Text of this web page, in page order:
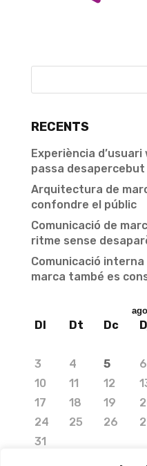
RECENTS
Experiència
passa desapercebut
Arquitectura de
confondre el públic
Comunicació de
ritme sense
Comunicació interna
marca també es
Dl Dt Dc
3
4 5 6
10
11 12
17
18 19
24
25 26
31